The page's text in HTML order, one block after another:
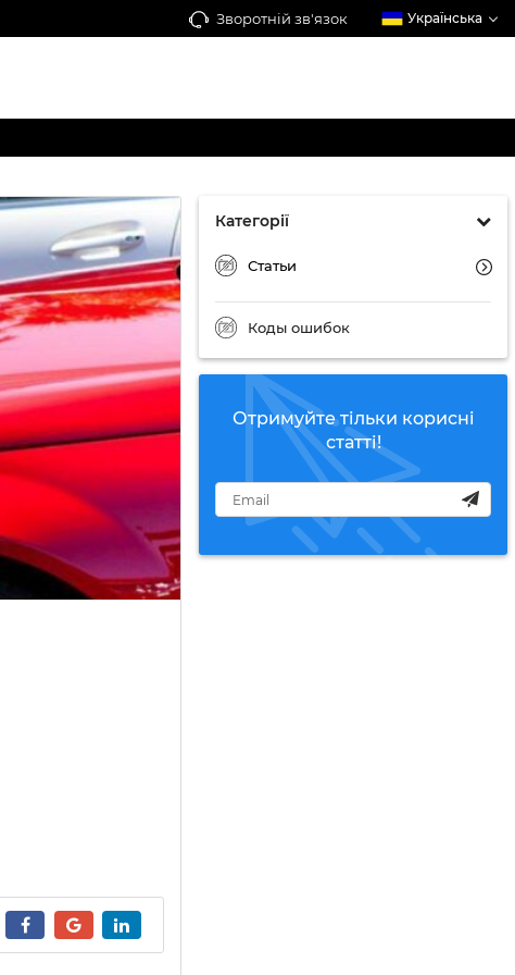
Зворотній зв'язок Українська
Категорії
Статьи
Коды ошибок
Отримуйте тільки корисні
статті!